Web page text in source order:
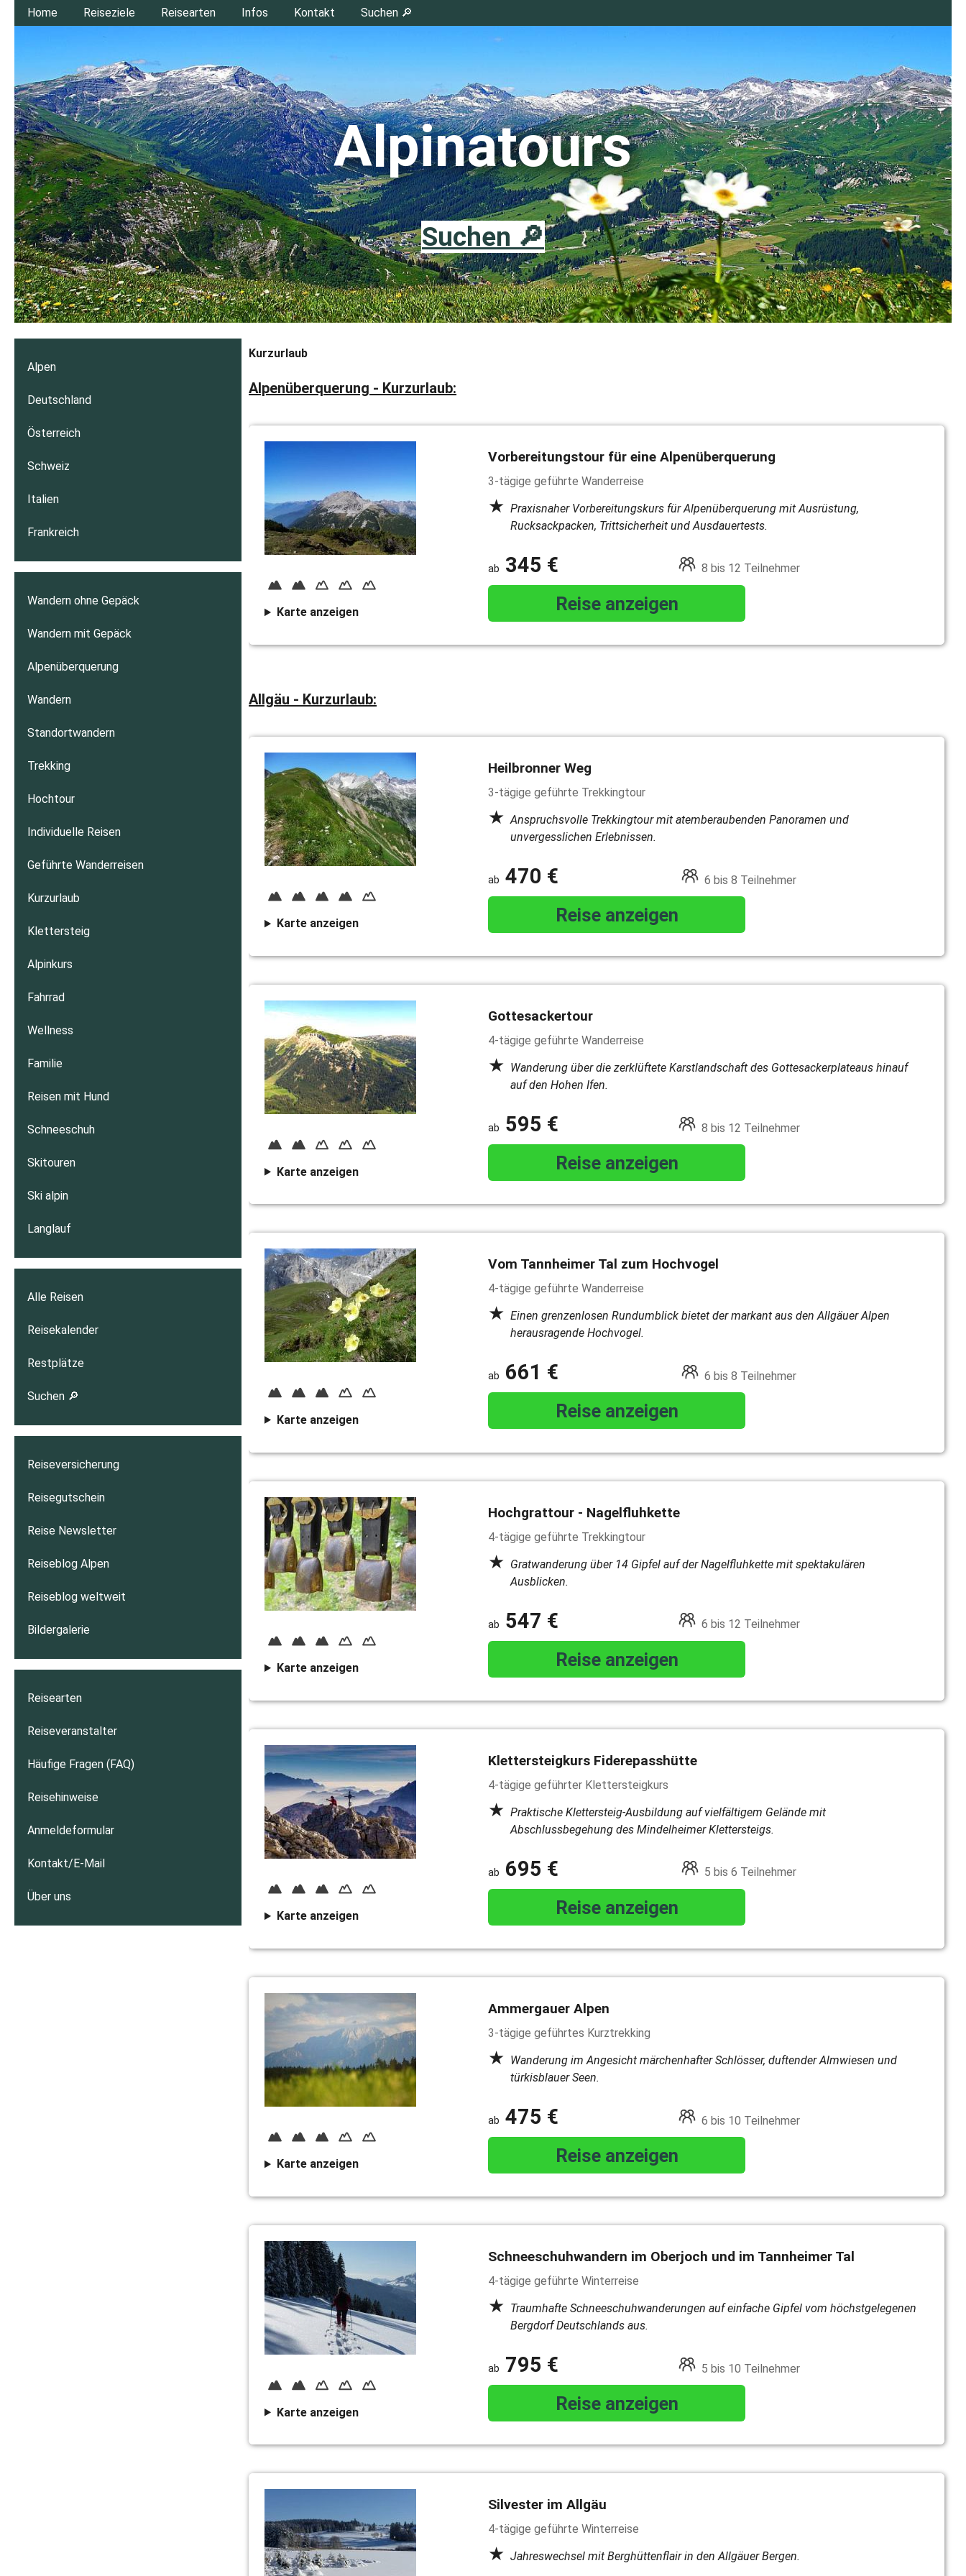
Home Reiseziele Reisearten Infos Kontakt Suchen 🔎
Suchen 🔎
Alpinatours
Kurzurlaub
Alpenüberquerung - Kurzurlaub:
Karte anzeigen
Vorbereitungstour für eine Alpenüberquerung
3-tägige geführte Wanderreise
Praxisnaher Vorbereitungskurs für Alpenüberquerung mit Ausrüstung,
Rucksackpacken, Trittsicherheit und Ausdauertests.
345 € 8 bis 12 Teilnehmer
Reise anzeigen
Allgäu - Kurzurlaub:
Karte anzeigen
Heilbronner Weg
3-tägige geführte Trekkingtour
Anspruchsvolle Trekkingtour mit atemberaubenden Panoramen und
unvergesslichen Erlebnissen.
470 € 6 bis 8 Teilnehmer
Reise anzeigen
Karte anzeigen
Gottesackertour
4-tägige geführte Wanderreise
Wanderung über die zerklüftete Karstlandschaft des Gottesackerplateaus hinauf
auf den Hohen Ifen.
595 € 8 bis 12 Teilnehmer
Reise anzeigen
Karte anzeigen
Vom Tannheimer Tal zum Hochvogel
4-tägige geführte Wanderreise
Einen grenzenlosen Rundumblick bietet der markant aus den Allgäuer Alpen
herausragende Hochvogel.
661 € 6 bis 8 Teilnehmer
Reise anzeigen
Karte anzeigen
Hochgrattour - Nagelfluhkette
4-tägige geführte Trekkingtour
Gratwanderung über 14 Gipfel auf der Nagelfluhkette mit spektakulären
Ausblicken.
547 € 6 bis 12 Teilnehmer
Reise anzeigen
Karte anzeigen
Klettersteigkurs Fiderepasshütte
4-tägige geführter Klettersteigkurs
Praktische Klettersteig-Ausbildung auf vielfältigem Gelände mit
Abschlussbegehung des Mindelheimer Klettersteigs.
695 € 5 bis 6 Teilnehmer
Reise anzeigen
Karte anzeigen
Ammergauer Alpen
3-tägige geführtes Kurztrekking
Wanderung im Angesicht märchenhafter Schlösser, duftender Almwiesen und
türkisblauer Seen.
475 € 6 bis 10 Teilnehmer
Reise anzeigen
Karte anzeigen
Schneeschuhwandern im Oberjoch und im Tannheimer Tal
4-tägige geführte Winterreise
Traumhafte Schneeschuhwanderungen auf einfache Gipfel vom höchstgelegenen
Bergdorf Deutschlands aus.
795 € 5 bis 10 Teilnehmer
Reise anzeigen
Silvester im Allgäu
4-tägige geführte Winterreise
Jahreswechsel mit Berghüttenflair in den Allgäuer Bergen.
Alpen
Deutschland
Österreich
Schweiz
Italien
Frankreich
Wandern ohne Gepäck
Wandern mit Gepäck
Alpenüberquerung
Wandern
Standortwandern
Trekking
Hochtour
Individuelle Reisen
Geführte Wanderreisen
Kurzurlaub
Klettersteig
Alpinkurs
Fahrrad
Wellness
Familie
Reisen mit Hund
Schneeschuh
Skitouren
Ski alpin
Langlauf
Alle Reisen
Reisekalender
Restplätze
Suchen 🔎
Reiseversicherung
Reisegutschein
Reise Newsletter
Reiseblog Alpen
Reiseblog weltweit
Bildergalerie
Reisearten
Reiseveranstalter
Häufige Fragen (FAQ)
Reisehinweise
Anmeldeformular
Kontakt/E-Mail
Über uns